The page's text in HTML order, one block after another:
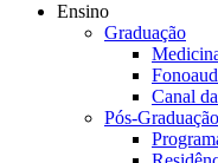
Ensino
Graduação
Canal
Pós-Graduação